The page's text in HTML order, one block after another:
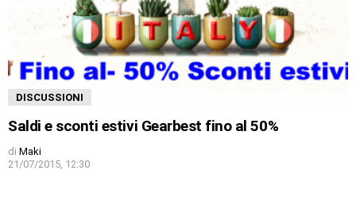
DISCUSSIONI
Saldi e sconti estivi Gearbest fino al 50%
di Maki
21/07/2015, 12:30